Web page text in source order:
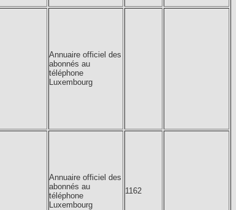
Annuaire officiel des
abonnés au
téléphone
Luxembourg
Annuaire officiel des
abonnés au
téléphone
Luxembourg
1162